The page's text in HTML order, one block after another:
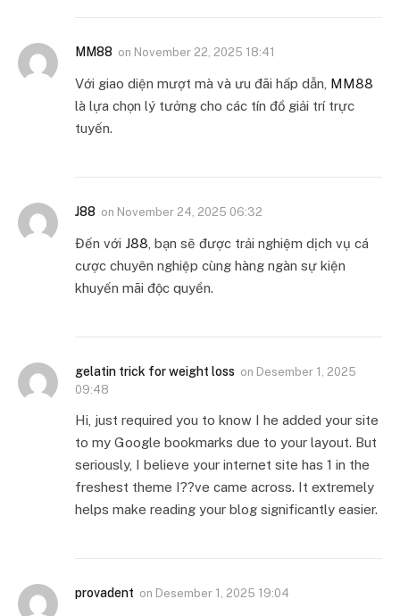
MM88 on November 22, 2025 18:41
Với giao diện mượt mà và ưu đãi hấp dẫn, MM88
là lựa chọn lý tưởng cho các tín đồ giải trí trực
tuyến.
J88 on November 24, 2025 06:32
Đến với J88 , bạn sẽ được trải nghiệm dịch vụ cá
cược chuyên nghiệp cùng hàng ngàn sự kiện
khuyến mãi độc quyền.
gelatin trick for weight loss on Desember 1, 2025
09:48
Hi, just required you to know I he added your site
to my Google bookmarks due to your layout. But
seriously, I believe your internet site has 1 in the
freshest theme I??ve came across. It extremely
helps make reading your blog significantly easier.
provadent on Desember 1, 2025 19:04